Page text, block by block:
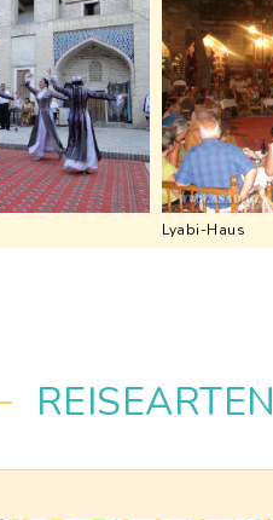
Lyabi-Haus
REISEARTEN